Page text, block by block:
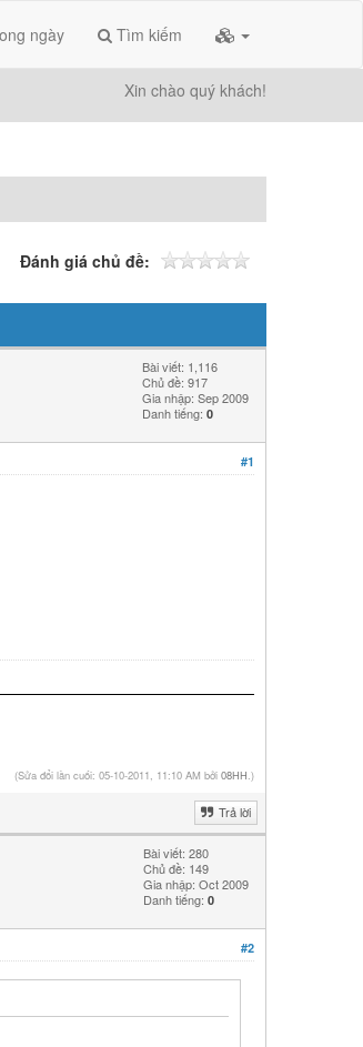
ngày Tìm kiếm
Xin chào quý khách!
Đánh giá chủ đề:
Bài viết: 1,116
Chủ đề: 917
Gia nhập: Sep 2009
Danh tiếng: 0
#1
(Sửa đổi lần cuối: 05-10-2011, 11:10 AM bởi 08HH.)
Trả lời
Bài viết: 280
Chủ đề: 149
Gia nhập: Oct 2009
Danh tiếng: 0
#2